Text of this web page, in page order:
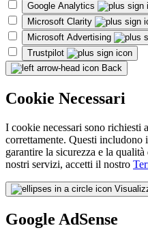
Google Analytics
Microsoft Clarity
Microsoft Advertising
Trustpilot
Back
Cookie Necessari
I cookie necessari sono
correttamente. Questi includono
garantire la sicurezza e la
nostri servizi, accetti il nostro
Google AdSense